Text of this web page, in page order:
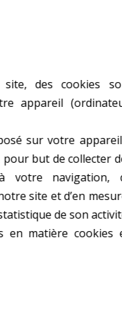
Pied Crépine En Laiton
des cookies
appareil
sur votre
pour but de collecter
votre navigation,
site et d’en
de son
en matière cookies